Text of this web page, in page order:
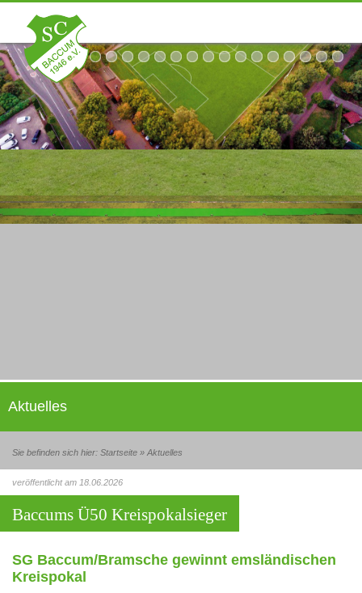
Aktuelles
Sie befinden sich hier: Startseite » Aktuelles
veröffentlicht am 18.06.2026
Baccums Ü50 Kreispokalsieger
SG Baccum/Bramsche gewinnt emsländischen
Kreispokal